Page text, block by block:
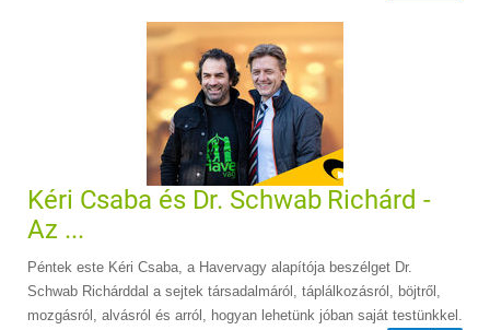
Kéri Csaba és Dr. Schwab Richárd -
Az ...
Péntek este Kéri Csaba, a Havervagy alapítója beszélget Dr.
Schwab Richárddal a sejtek társadalmáról, táplálkozásról, böjtről,
mozgásról, alvásról és arról, hogyan lehetünk jóban saját testünkkel.